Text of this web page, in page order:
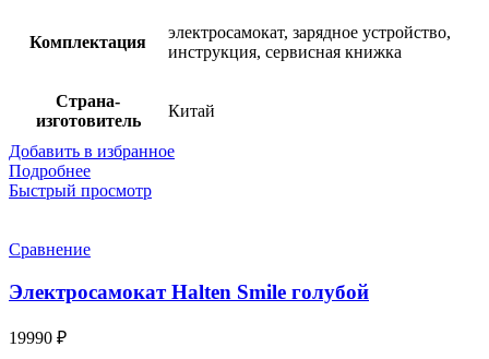
Комплектация
электросамокат, зарядное устройство,
инструкция, сервисная книжка
Страна-
изготовитель
Китай
Добавить в избранное
Подробнее
Быстрый просмотр
Сравнение
Электросамокат Halten Smile голубой
19990 ₽